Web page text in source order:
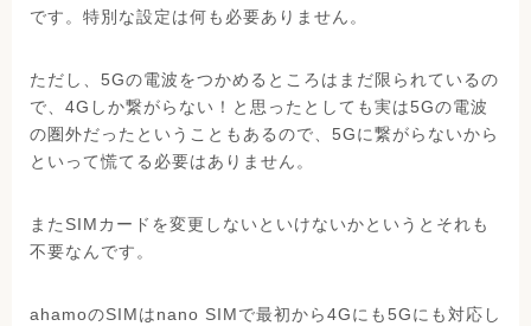
です。特別な設定は何も必要ありません。
ただし、5Gの電波をつかめるところはまだ限られているの
で、4Gしか繋がらない！と思ったとしても実は5Gの電波
の圏外だったということもあるので、5Gに繋がらないから
といって慌てる必要はありません。
またSIMカードを変更しないといけないかというとそれも
不要なんです。
ahamoのSIMはnano SIMで最初から4Gにも5Gにも対応し